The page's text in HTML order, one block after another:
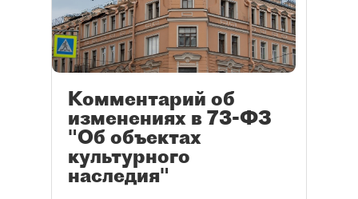
Комментарий об
изменениях в 73-ФЗ
"Об объектах
культурного
наследия"